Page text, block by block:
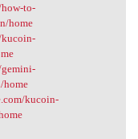
to-
home
kucoin-
kucoin-